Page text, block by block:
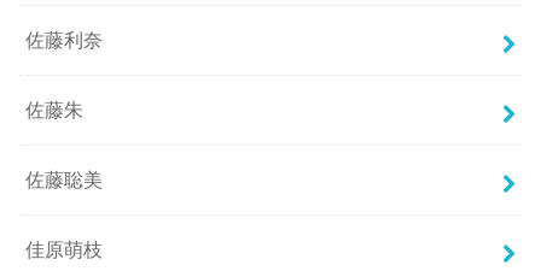
佐藤利奈
佐藤朱
佐藤聡美
佳原萌枝